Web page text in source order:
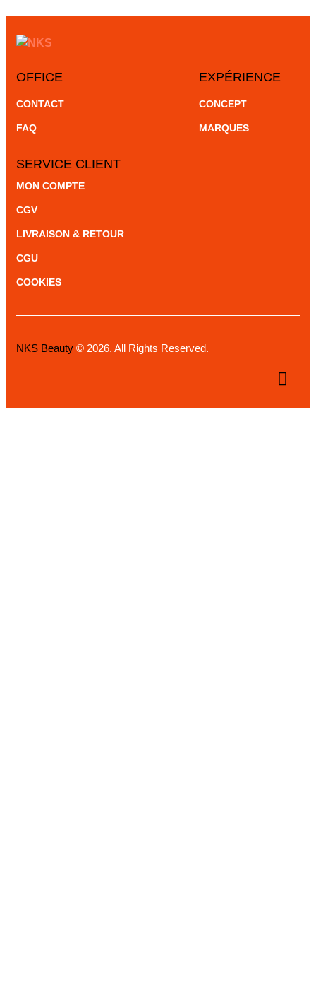
OFFICE
CONTACT
FAQ
EXPÉRIENCE
CONCEPT
MARQUES
SERVICE CLIENT
MON COMPTE
CGV
LIVRAISON & RETOUR
CGU
COOKIES
NKS Beauty © 2026. All Rights Reserved.